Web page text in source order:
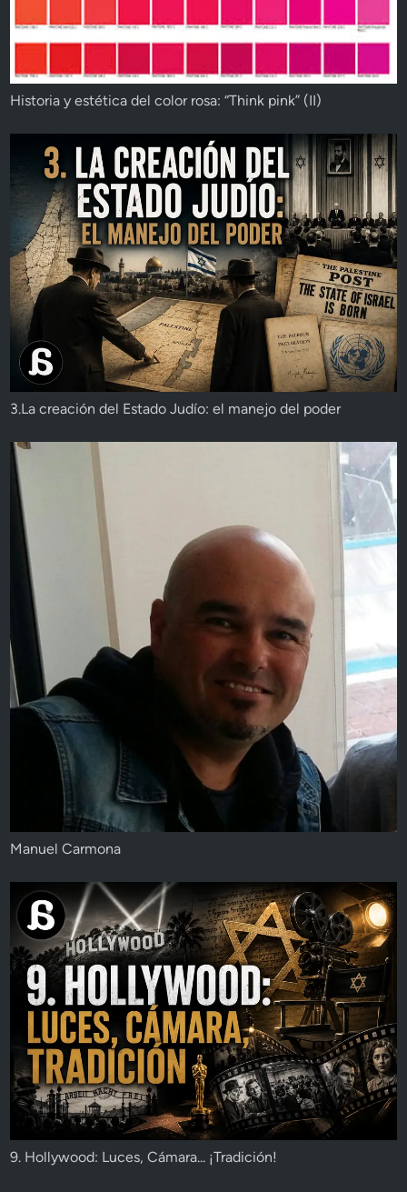
Historia y estética del color rosa: “Think pink” (II)
3.La creación del Estado Judío: el manejo del poder
Manuel Carmona
9. Hollywood: Luces, Cámara... ¡Tradición!